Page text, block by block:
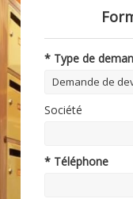
* Type de
Société
* Téléphone